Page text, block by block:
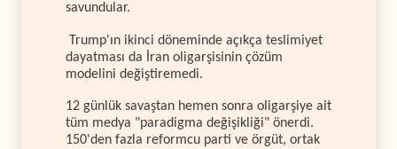
savundular.
Trump'ın ikinci döneminde açıkça teslimiyet
dayatması da İran oligarşisinin çözüm
modelini değiştiremedi.
12 günlük savaştan hemen sonra oligarşiye ait
tüm medya "paradigma değişikliği" önerdi.
150'den fazla reformcu parti ve örgüt, ortak